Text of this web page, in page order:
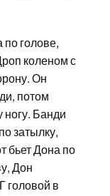
по голове,
коленом с
Он
потом
ногу. Банди
затылку,
бьет Дона по
Дон
головой в